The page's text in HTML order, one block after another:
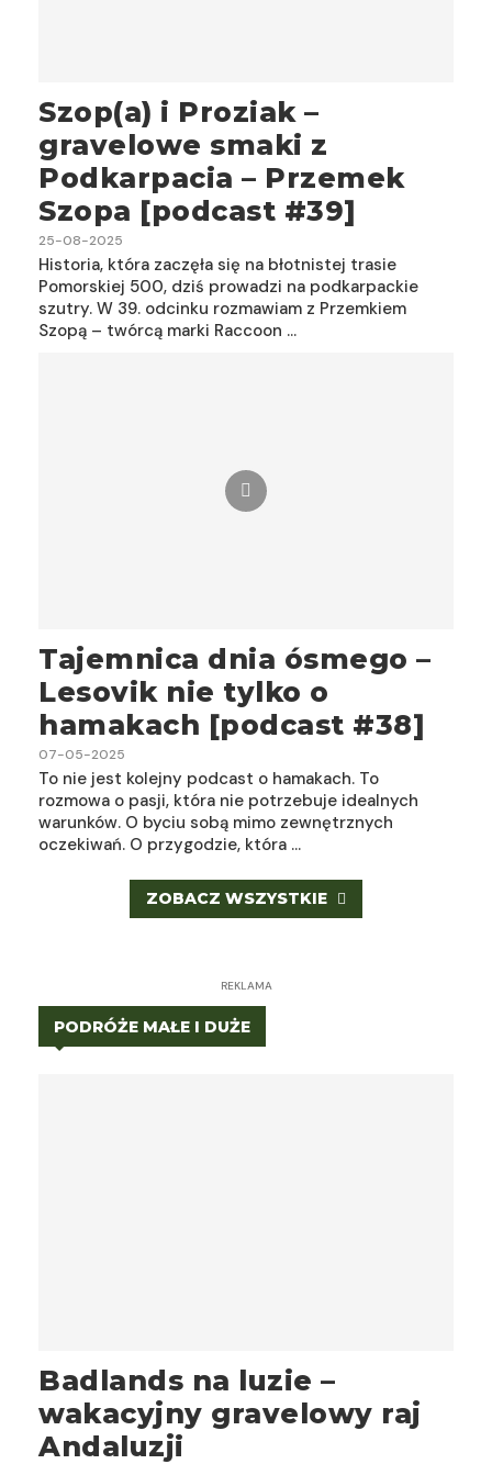
Szop(a) i Proziak –
gravelowe smaki z
Podkarpacia – Przemek
Szopa [podcast #39]
25-08-2025
Historia, która zaczęła się na błotnistej trasie
Pomorskiej 500, dziś prowadzi na podkarpackie
szutry. W 39. odcinku rozmawiam z Przemkiem
Szopą – twórcą marki Raccoon …
Tajemnica dnia ósmego –
Lesovik nie tylko o
hamakach [podcast #38]
07-05-2025
To nie jest kolejny podcast o hamakach. To
rozmowa o pasji, która nie potrzebuje idealnych
warunków. O byciu sobą mimo zewnętrznych
oczekiwań. O przygodzie, która …
ZOBACZ WSZYSTKIE
REKLAMA
PODRÓŻE MAŁE I DUŻE
Badlands na luzie –
wakacyjny gravelowy raj
Andaluzji